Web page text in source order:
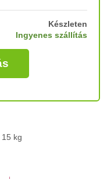
Készleten
Ingyenes szállítás
kg